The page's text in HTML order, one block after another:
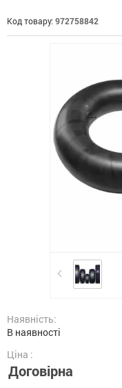
Код товару: 972758842
Наявність:
В наявності
Ціна :
Договірна